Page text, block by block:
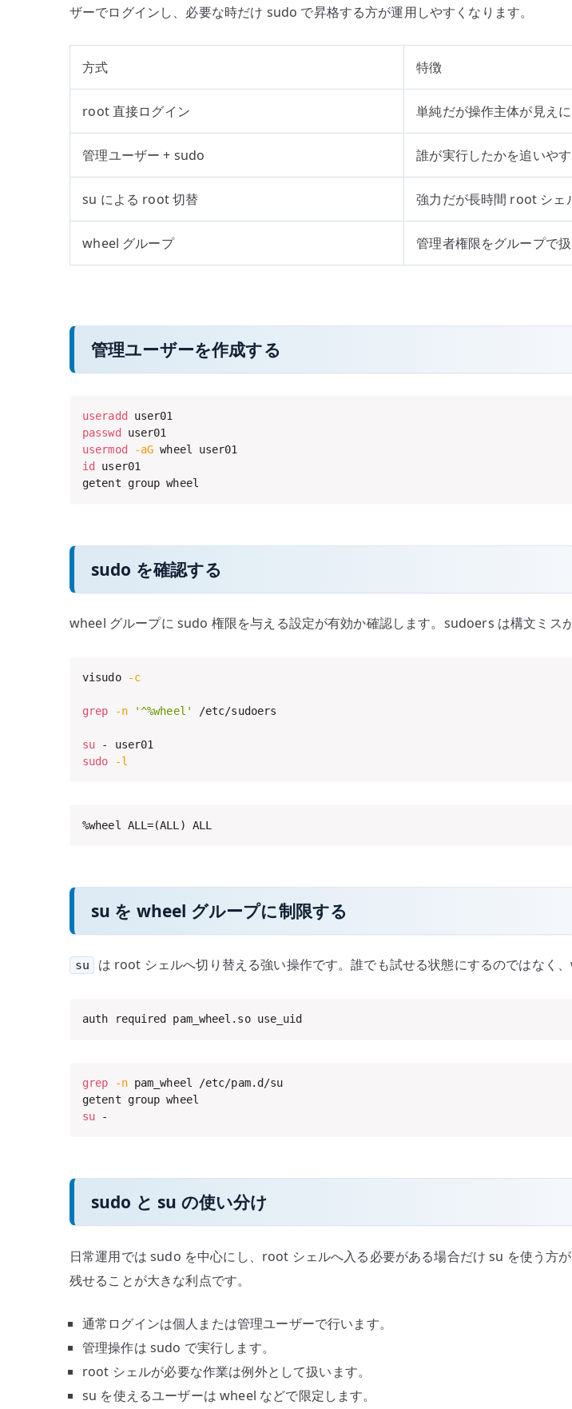
ザーでログインし、必要な時だけ sudo で昇格する方が運用しやすくなります。
方式 特徴
root 直接ログイン 単純だが操作主体が見え
管理ユーザー + sudo 誰が実行したかを追いや
su による root 切替 強力だが長時間 root シェ
wheel グループ 管理者権限をグループで
管理ユーザーを作成する
useradd
passwd
usermod
-aG
id
user01
getent group wheel
sudo を確認する
wheel グループに sudo 権限を与える設定が有効か確認します。sudoers は構文ミス
visudo -c
grep -n '^%wheel' /etc/sudoers
su
sudo
-l
%wheel ALL=(ALL) ALL
su を wheel グループに制限する
su は root シェルへ切り替える強い操作です。誰でも試せる状態にするのではなく
auth required pam_wheel.so use_uid
grep -n pam_wheel /etc/pam.d/su
su -
sudo と su の使い分け
日常運用では sudo を中心にし、root シェルへ入る必要がある場合だけ su を使う方
残せることが大きな利点です。
通常ログインは個人または管理ユーザーで行います。
管理操作は sudo で実行します。
root シェルが必要な作業は例外として扱います。
su を使えるユーザーは wheel などで限定します。